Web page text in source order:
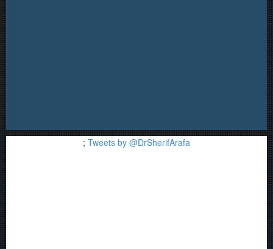
Tweets by @DrSherifArafa
;